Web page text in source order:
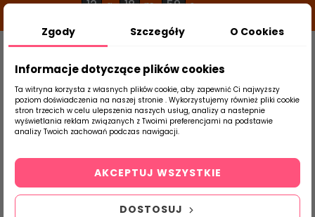
12 g 18 m 58 s
Szukaj
produktu
Strona Główna Brands Marazzi
Lista produktów
marki Marazzi
Zgody Szczegóły O Cookies
Informacje dotyczące plików cookies
Ta witryna korzysta z własnych plików cookie, aby zapewnić Ci najwyższy
poziom doświadczenia na naszej stronie . Wykorzystujemy również pliki cookie
stron trzecich w celu ulepszenia naszych usług, analizy a nastepnie
wyświetlania reklam związanych z Twoimi preferencjami na podstawie
analizy Twoich zachowań podczas nawigacji.
DOSTOSUJ
AKCEPTUJ WSZYSTKIE